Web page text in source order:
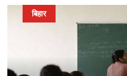
बिहार